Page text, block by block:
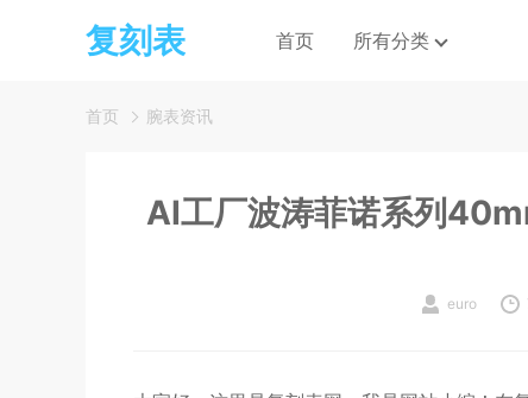
复刻表 首页 所有分类
首页 腕表资讯
AI工厂波涛菲诺系列
euro